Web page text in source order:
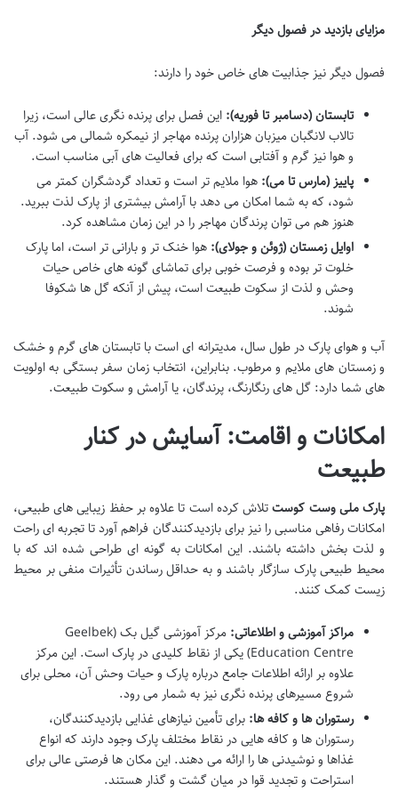
مزایای بازدید در فصول دیگر
فصول دیگر نیز جذابیت های خاص خود را دارند:
تابستان (دسامبر تا فوریه): این فصل برای پرنده نگری عالی است، زیرا
تالاب لانگبان میزبان هزاران پرنده مهاجر از نیمکره شمالی می شود. آب
و هوا نیز گرم و آفتابی است که برای فعالیت های آبی مناسب است.
پاییز (مارس تا می): هوا ملایم تر است و تعداد گردشگران کمتر می
شود، که به شما امکان می دهد با آرامش بیشتری از پارک لذت ببرید.
هنوز هم می توان پرندگان مهاجر را در این زمان مشاهده کرد.
اوایل زمستان (ژوئن و جولای): هوا خنک تر و بارانی تر است، اما پارک
خلوت تر بوده و فرصت خوبی برای تماشای گونه های خاص حیات
وحش و لذت از سکوت طبیعت است، پیش از آنکه گل ها شکوفا
شوند.
آب و هوای پارک در طول سال، مدیترانه ای است با تابستان های گرم و خشک
و زمستان های ملایم و مرطوب. بنابراین، انتخاب زمان سفر بستگی به اولویت
های شما دارد: گل های رنگارنگ، پرندگان، یا آرامش و سکوت طبیعت.
امکانات و اقامت: آسایش در کنار
طبیعت
پارک ملی وست کوستتلاش کرده است تا علاوه بر حفظ زیبایی های طبیعی،
امکانات رفاهی مناسبی را نیز برای بازدیدکنندگان فراهم آورد تا تجربه ای راحت
و لذت بخش داشته باشند. این امکانات به گونه ای طراحی شده اند که با
محیط طبیعی پارک سازگار باشند و به حداقل رساندن تأثیرات منفی بر محیط
زیست کمک کنند.
مراکز آموزشی و اطلاعاتی:
مرکز آموزشی گیل بک (Geelbek
Education Centre) یکی از نقاط کلیدی در پارک است. این مرکز
علاوه بر ارائه اطلاعات جامع درباره پارک و حیات وحش آن، محلی برای
شروع مسیرهای پرنده نگری نیز به شمار می رود.
رستوران ها و کافه ها: برای تأمین نیازهای غذایی بازدیدکنندگان،
رستوران ها و کافه هایی در نقاط مختلف پارک وجود دارند که انواع
غذاها و نوشیدنی ها را ارائه می دهند. این مکان ها فرصتی عالی برای
استراحت و تجدید قوا در میان گشت و گذار هستند.